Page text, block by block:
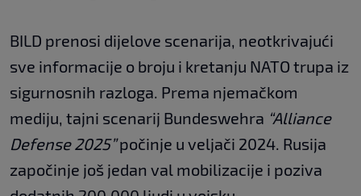
BILD prenosi dijelove scenarija, neotkrivajući
sve informacije o broju i kretanju NATO trupa iz
sigurnosnih razloga. Prema njemačkom
mediju, tajni scenarij Bundeswehra “Alliance
Defense 2025”počinje u veljači 2024. Rusija
započinje još jedan val mobilizacije i poziva